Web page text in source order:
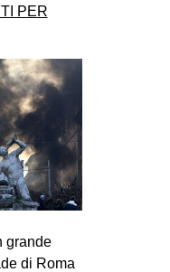
PER
grande
di Roma